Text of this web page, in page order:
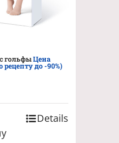
гольфыЦена
рецепту до -90%)
Details